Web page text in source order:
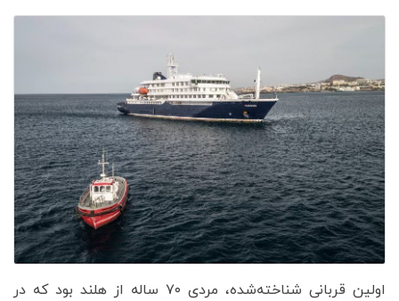
اولین قربانی شناخته‌شده، مردی ۷۰ ساله از هلند بود که در